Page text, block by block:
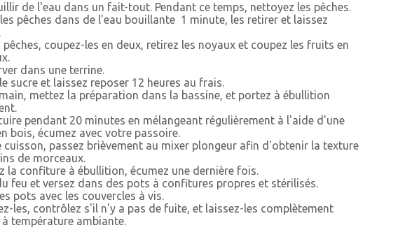
de l'eau dans un fait-tout. Pendant ce temps, nettoyez les pêches.
pêches dans de l'eau bouillante 1 minute, les retirer et laissez
pêches, coupez-les en deux, retirez les noyaux et coupez les fruits en
dans une terrine.
sucre et laissez reposer 12 heures au frais.
mettez la préparation dans la bassine, et portez à ébullition
pendant 20 minutes en mélangeant régulièrement à l'aide d'une
bois, écumez avec votre passoire.
cuisson, passez brièvement au mixer plongeur afin d'obtenir la texture
de morceaux.
la confiture à ébullition, écumez une dernière fois.
feu et versez dans des pots à confitures propres et stérilisés.
pots avec les couvercles à vis.
les, contrôlez s'il n'y a pas de fuite, et laissez-les complètement
température ambiante.